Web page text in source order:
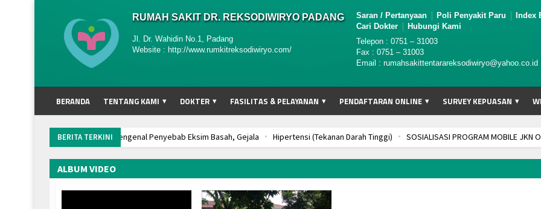
RUMAH SAKIT DR. REKSODIWIRYO PADANG
Jl. Dr. Wahidin No.1, Padang
Website : http://www.rumkitreksodiwiryo.com/
Saran / Pertanyaan Poli Penyakit Paru
Index
Cari Dokter
Hubungi Kami
Telepon : 0751 – 31003
Fax : 0751 – 31003
Email : rumahsakittentarareksodiwiryo@yahoo.co.id
BERANDA TENTANG KAMI DOKTER FASILITAS & PELAYANAN PENDAFTARAN ONLINE SURVEY KEPUASAN
BERITA TERKINIMengenal Penyebab Eksim Basah, Gejala Hipertensi (Tekanan Darah Tinggi)
SOSIALISASI PROGRAM MOBILE JKN OLEH
PERESMIAN RUMAH SAKIT Tk lll dr. REKSODIWIRYO PADANG
SOSIALISASI PROGRAM MOBILE JKN OLEH BPJS KESEHATAN KC PADANG
DIRGAHAYU KORPS PERALATAN TNI ANGKATAN
Pelepasan Dokter Internship Angkatan I 2023 dan Dokter Gigi internship Angkatan I 2023
ALBUM VIDEO